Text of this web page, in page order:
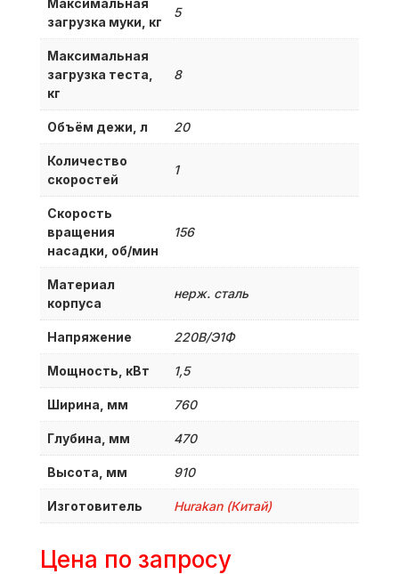
Максимальная
загрузка муки, кг
5
Максимальная
загрузка теста,
кг
8
Объём дежи, л 20
Количество
скоростей
1
Скорость
вращения
насадки, об/мин
156
Материал
корпуса
нерж. сталь
Напряжение 220В/Э1Ф
Мощность, кВт 1,5
Ширина, мм 760
Глубина, мм 470
Высота, мм 910
Изготовитель Hurakan (Китай)
Цена по запросу